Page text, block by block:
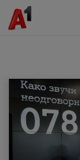
МК EN SQ